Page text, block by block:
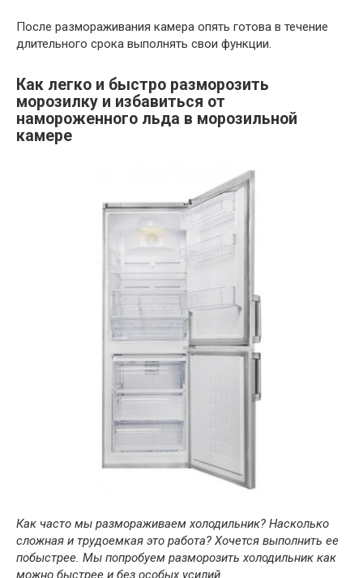
После размораживания камера опять готова в течение
длительного срока выполнять свои функции.
Как легко и быстро разморозить
морозилку и избавиться от
намороженного льда в морозильной
камере
Как часто мы размораживаем холодильник? Насколько
сложная и трудоемкая это работа? Хочется выполнить ее
побыстрее. Мы попробуем разморозить холодильник как
можно быстрее и без особых усилий.